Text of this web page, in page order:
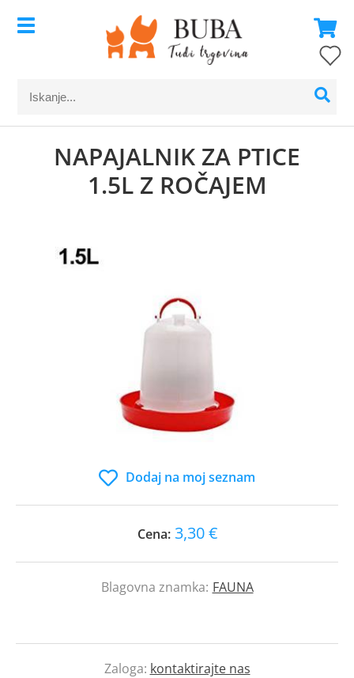
NAPAJALNIK ZA PTICE
1.5L Z ROČAJEM
Dodaj na moj seznam
Cena: 3,30 €
Blagovna znamka: FAUNA
Zaloga: kontaktirajte nas